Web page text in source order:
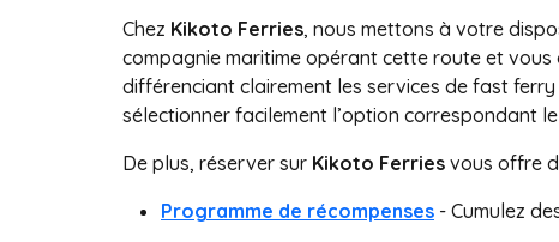
Chez Kikoto Ferries, nous mettons à votre
compagnie maritime opérant cette route et
différenciant clairement les services de fast
sélectionner facilement l’option correspondant
De plus, réserver sur Kikoto Ferries vous offre
Programme de récompenses - Cumulez